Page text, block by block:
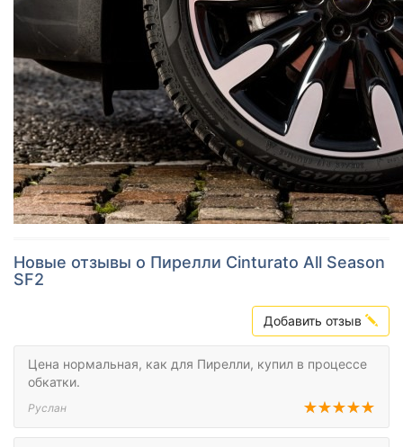
Новые отзывы о Пирелли Cinturato All Season
SF2
Добавить отзыв
Цена нормальная, как для Пирелли, купил в процессе
обкатки.
Руслан